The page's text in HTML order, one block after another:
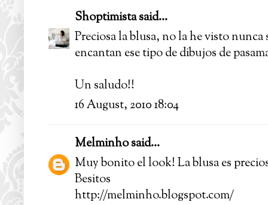
Shoptimistasaid...
Preciosa la blusa, no la he visto
encantan ese tipo de dibujos de
Un saludo!!
16 August, 2010 18:04
Melminhosaid...
Muy bonito el look! La blusa es
Besitos
http://melminho.blogspot.com/